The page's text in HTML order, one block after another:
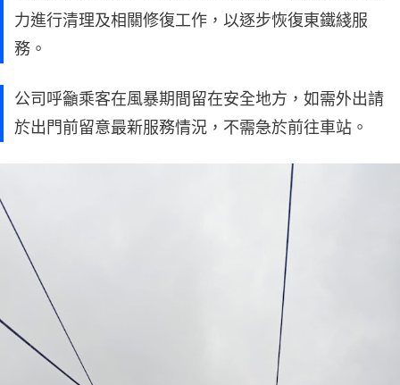
力進行清理及相關修復工作，以逐步恢復東鐵綫服
務。
公司呼籲乘客在風暴期間留在安全地方，如需外出請
於出門前留意最新服務情況，不需急於前往車站。